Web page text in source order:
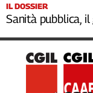
IL DOSSIER
Sanità pubblica,